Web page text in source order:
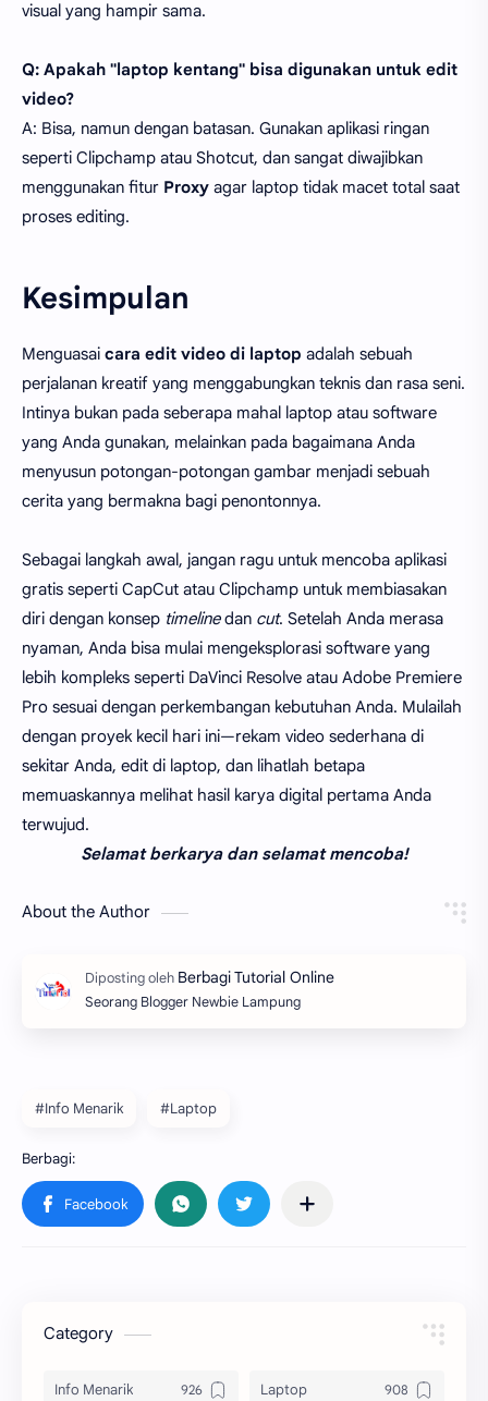
visual yang hampir sama.
Q: Apakah "laptop kentang" bisa digunakan untuk edit
video?
A: Bisa, namun dengan batasan. Gunakan aplikasi ringan
seperti Clipchamp atau Shotcut, dan sangat diwajibkan
menggunakan fitur Proxy agar laptop tidak macet total saat
proses editing.
Kesimpulan
Menguasai cara edit video di laptop adalah sebuah
perjalanan kreatif yang menggabungkan teknis dan rasa seni.
Intinya bukan pada seberapa mahal laptop atau software
yang Anda gunakan, melainkan pada bagaimana Anda
menyusun potongan-potongan gambar menjadi sebuah
cerita yang bermakna bagi penontonnya.
Sebagai langkah awal, jangan ragu untuk mencoba aplikasi
gratis seperti CapCut atau Clipchamp untuk membiasakan
diri dengan konsep timelinedan cut. Setelah Anda merasa
nyaman, Anda bisa mulai mengeksplorasi software yang
lebih kompleks seperti DaVinci Resolve atau Adobe Premiere
Pro sesuai dengan perkembangan kebutuhan Anda. Mulailah
dengan proyek kecil hari ini—rekam video sederhana di
sekitar Anda, edit di laptop, dan lihatlah betapa
memuaskannya melihat hasil karya digital pertama Anda
terwujud.
Selamat berkarya dan selamat mencoba!
About the Author
Seorang Blogger Newbie Lampung
#Info Menarik #Laptop
Category
Info Menarik Laptop